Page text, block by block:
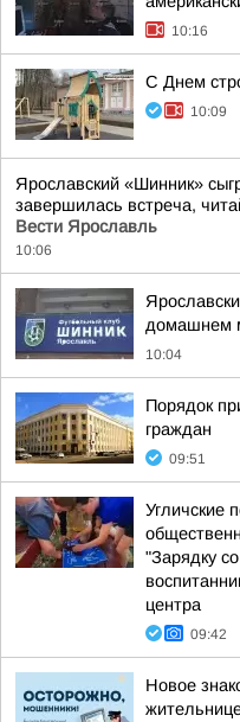
10:16
С Днем
10:09
Ярославский «Шинник»
завершилась встреча,
Вести Ярославль
10:06
домашнем
10:04
Порядок
граждан
09:51
Угличские
"Зарядку
центра
09:42
Новое